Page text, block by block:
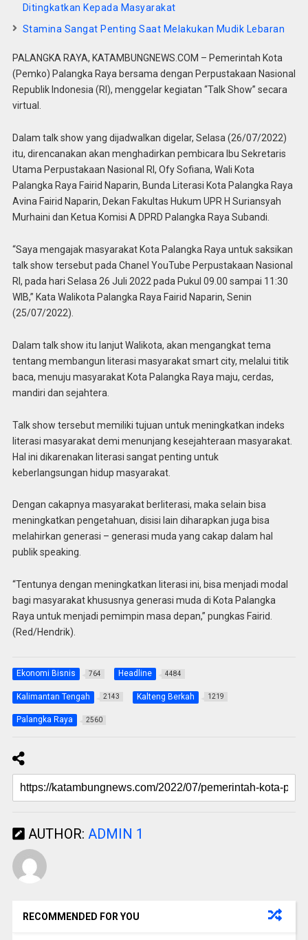
Ditingkatkan Kepada Masyarakat
Stamina Sangat Penting Saat Melakukan Mudik Lebaran
PALANGKA RAYA, KATAMBUNGNEWS.COM – Pemerintah Kota
(Pemko) Palangka Raya bersama dengan Perpustakaan Nasional
Republik Indonesia (RI), menggelar kegiatan “Talk Show” secara
virtual.
Dalam talk show yang dijadwalkan digelar, Selasa (26/07/2022)
itu, direncanakan akan menghadirkan pembicara Ibu Sekretaris
Utama Perpustakaan Nasional RI, Ofy Sofiana, Wali Kota
Palangka Raya Fairid Naparin, Bunda Literasi Kota Palangka Raya
Avina Fairid Naparin, Dekan Fakultas Hukum UPR H Suriansyah
Murhaini dan Ketua Komisi A DPRD Palangka Raya Subandi.
“Saya mengajak masyarakat Kota Palangka Raya untuk saksikan
talk show tersebut pada Chanel YouTube Perpustakaan Nasional
RI, pada hari Selasa 26 Juli 2022 pada Pukul 09.00 sampai 11:30
WIB,” Kata Walikota Palangka Raya Fairid Naparin, Senin
(25/07/2022).
Dalam talk show itu lanjut Walikota, akan mengangkat tema
tentang membangun literasi masyarakat smart city, melalui titik
baca, menuju masyarakat Kota Palangka Raya maju, cerdas,
mandiri dan sejahtera.
Talk show tersebut memiliki tujuan untuk meningkatkan indeks
literasi masyarakat demi menunjang kesejahteraan masyarakat.
Hal ini dikarenakan literasi sangat penting untuk
keberlangsungan hidup masyarakat.
Dengan cakapnya masyarakat berliterasi, maka selain bisa
meningkatkan pengetahuan, disisi lain diharapkan juga bisa
melahirkan generasi – generasi muda yang cakap dalam hal
publik speaking.
“Tentunya dengan meningkatkan literasi ini, bisa menjadi modal
bagi masyarakat khususnya generasi muda di Kota Palangka
Raya untuk menjadi pemimpin masa depan,” pungkas Fairid.
(Red/Hendrik).
Ekonomi Bisnis 764 Headline 4484
Kalimantan Tengah 2143 Kalteng Berkah 1219
Palangka Raya 2560
AUTHOR: ADMIN 1
RECOMMENDED FOR YOU